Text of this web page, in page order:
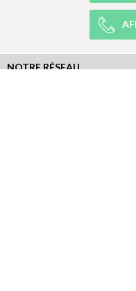
NOTRE RÉSEAU